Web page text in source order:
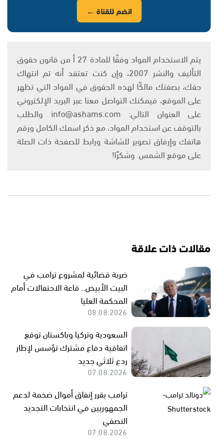
انضم للقناة ←
يتم الاستخدام المواد وفقًا للمادة 27 أ من قانون حقوق
التأليف والنشر 2007، وإن كنت تعتقد أنه تم انتهاك
حقك، بصفتك مالكًا لهذه الحقوق في المواد التي تظهر
على الموقع، فيمكنك التواصل معنا عبر البريد الإلكتروني
على العنوان التالي: info@ashams.com والطلب
بالتوقف عن استخدام المواد، مع ذكر اسمك الكامل ورقم
هاتفك وإرفاق تصوير للشاشة ورابط للصفحة ذات الصلة
على موقع الشمس. وشكرًا!
مقالات ذات علاقة
ضربة قضائية لمشروع ترامب في
البيت الأبيض.. قاعة الاحتفالات أمام
المحكمة العليا
08.08.2026
السعودية وتركيا وباكستان توقع
اتفاقية دفاع مشترك تؤسس لإطار
ردع ثلاثي جديد
07.08.2026
ترامب يقرر إنفاق أموال ضخمة لدعم
الجمهوريين في انتخابات التجديد
النصفي
07.08.2026